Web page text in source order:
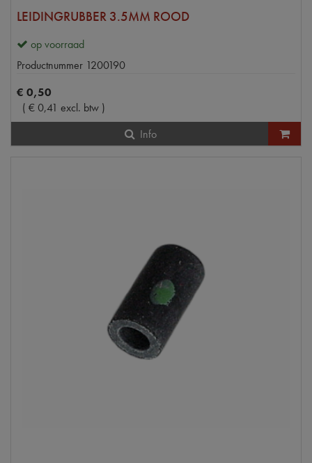
LEIDINGRUBBER 3.5MM ROOD
op voorraad
Productnummer 1200190
€ 0,50
( €0,41 excl. btw )
Info